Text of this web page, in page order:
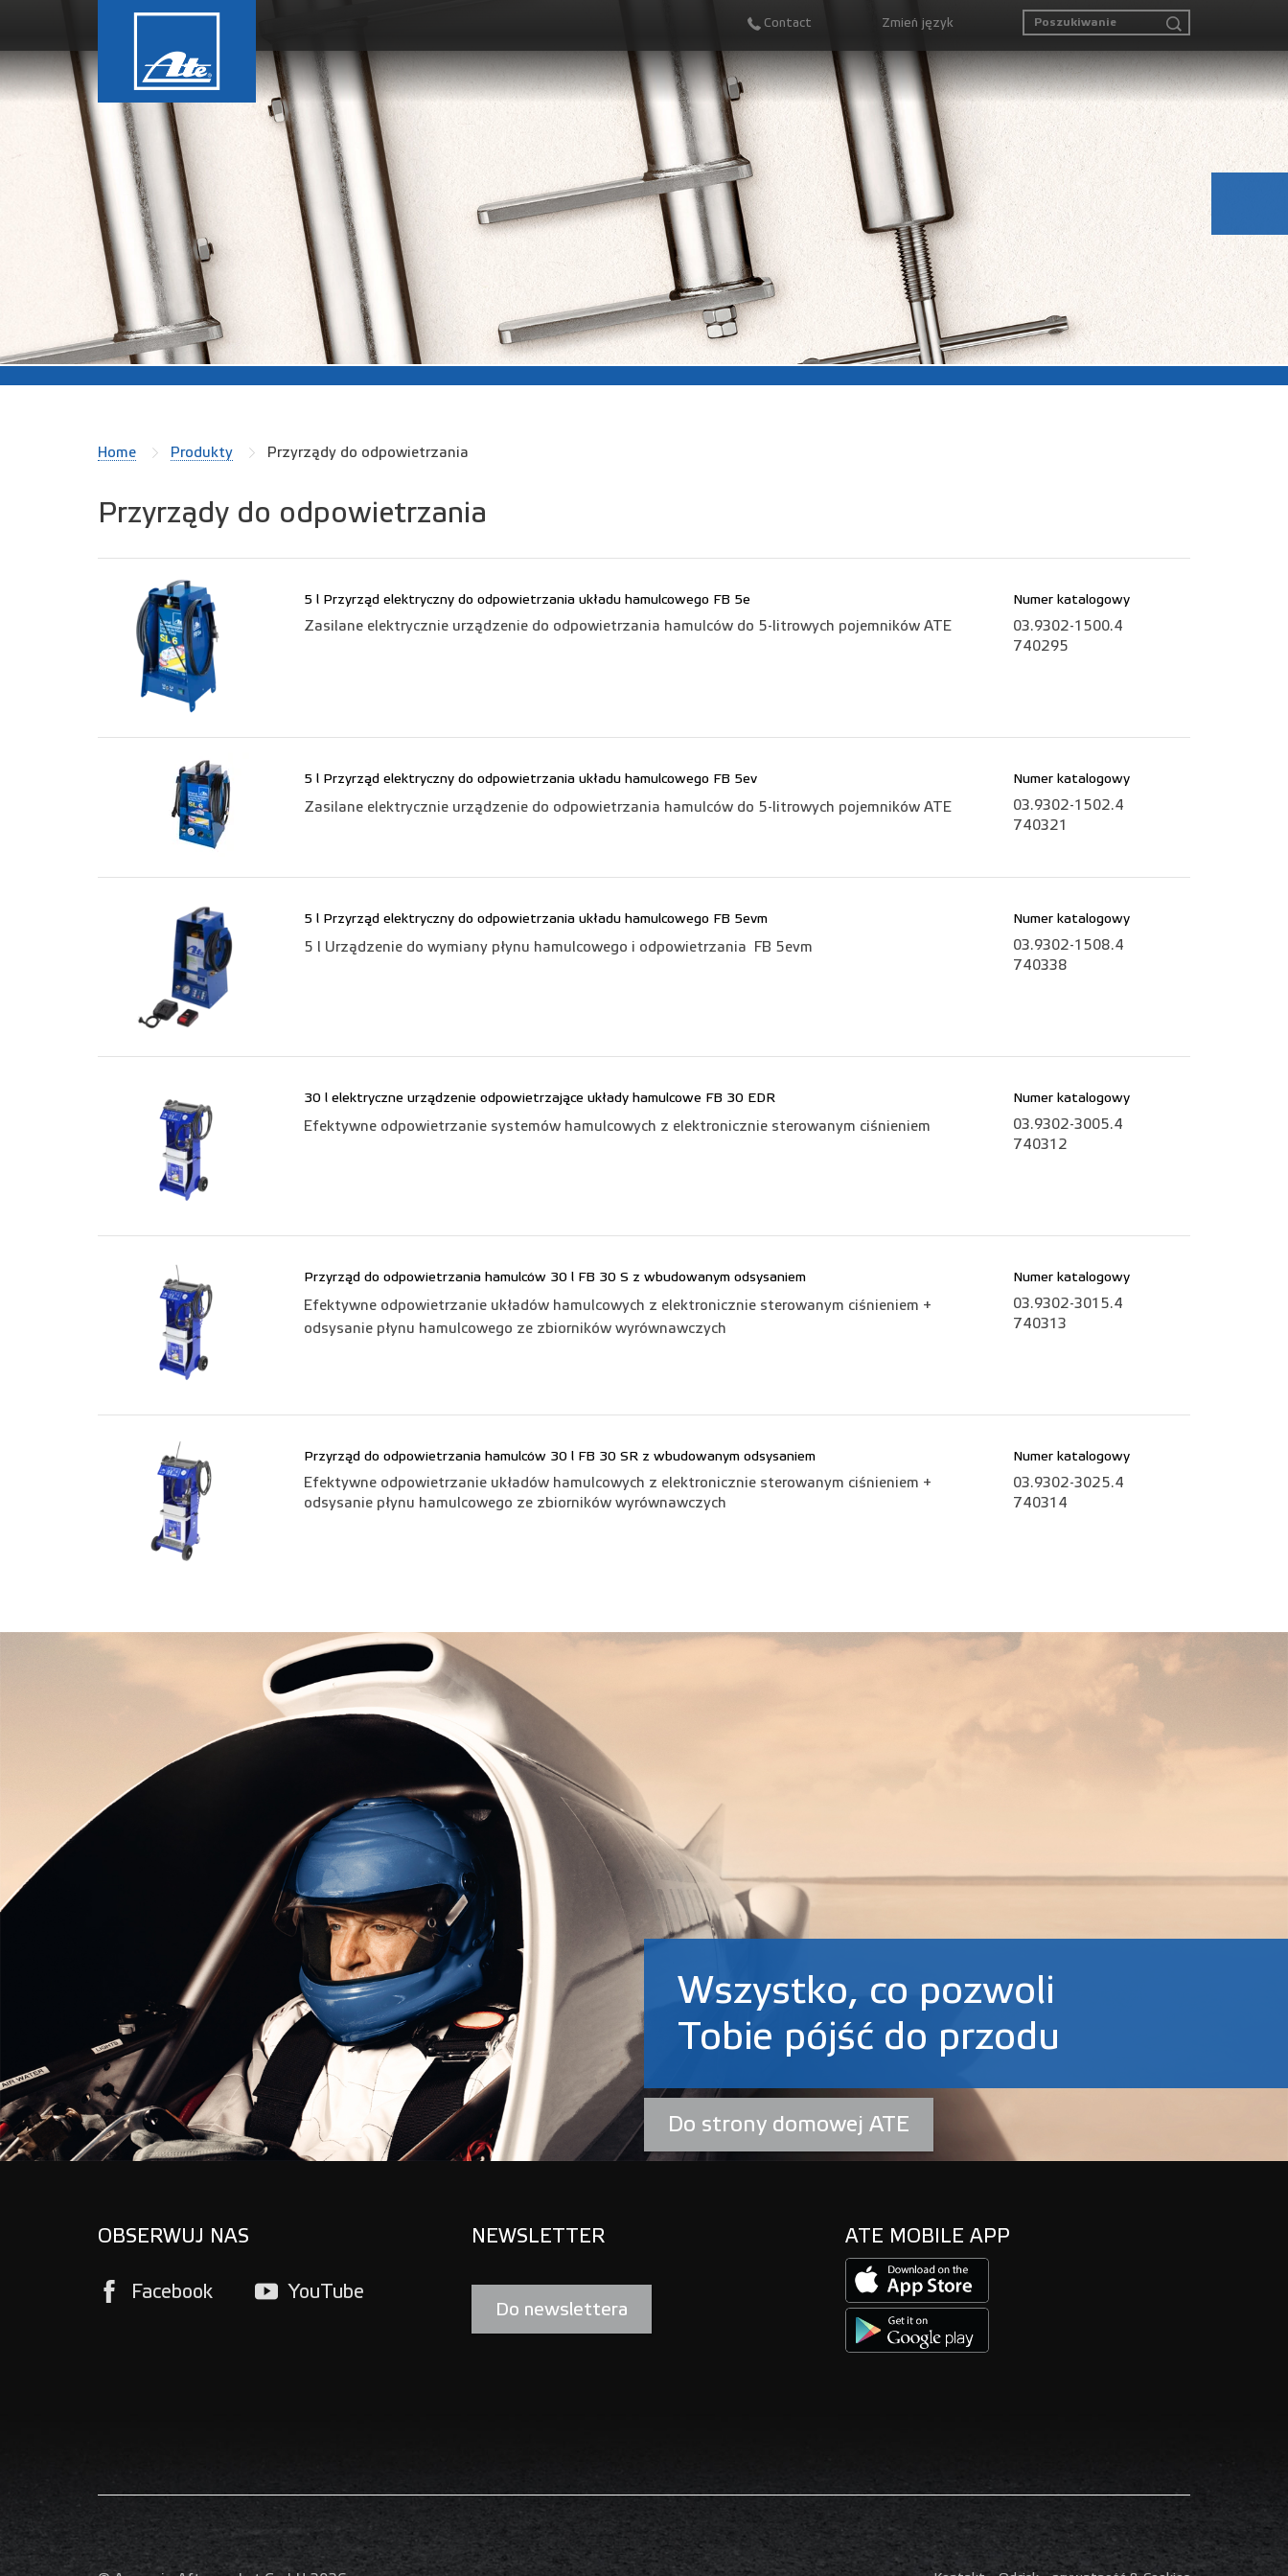
Contact Zmień język
Home Produkty Przyrządy do odpowietrzania
Przyrządy do odpowietrzania
5 l Przyrząd elektryczny do odpowietrzania układu hamulcowego FB 5e
Zasilane elektrycznie urządzenie do odpowietrzania hamulców do 5-litrowych pojemników ATE
Numer katalogowy
03.9302-1500.4
740295
5 l Przyrząd elektryczny do odpowietrzania układu hamulcowego FB 5ev
Zasilane elektrycznie urządzenie do odpowietrzania hamulców do 5-litrowych pojemników ATE
Numer katalogowy
03.9302-1502.4
740321
5 l Przyrząd elektryczny do odpowietrzania układu hamulcowego FB 5evm
5 l Urządzenie do wymiany płynu hamulcowego i odpowietrzania FB 5evm
Numer katalogowy
03.9302-1508.4
740338
30 l elektryczne urządzenie odpowietrzające układy hamulcowe FB 30 EDR
Efektywne odpowietrzanie systemów hamulcowych z elektronicznie sterowanym ciśnieniem
Numer katalogowy
03.9302-3005.4
740312
Przyrząd do odpowietrzania hamulców 30 l FB 30 S z wbudowanym odsysaniem
Efektywne odpowietrzanie układów hamulcowych z elektronicznie sterowanym ciśnieniem +
odsysanie płynu hamulcowego ze zbiorników wyrównawczych
Numer katalogowy
03.9302-3015.4
740313
Przyrząd do odpowietrzania hamulców 30 l FB 30 SR z wbudowanym odsysaniem
Efektywne odpowietrzanie układów hamulcowych z elektronicznie sterowanym ciśnieniem +
odsysanie płynu hamulcowego ze zbiorników wyrównawczych
Numer katalogowy
03.9302-3025.4
740314
Wszystko, co pozwoli
Tobie pójść do przodu
Do strony domowej ATE
OBSERWUJ NAS
Facebook YouTube
NEWSLETTER
Do newslettera
ATE MOBILE APP